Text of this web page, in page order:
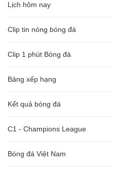
Lịch hôm nay
Clip tin nóng bóng đá
Clip 1 phút Bóng đá
Bảng xếp hạng
Kết quả bóng đá
C1 - Champions League
Bóng đá Việt Nam